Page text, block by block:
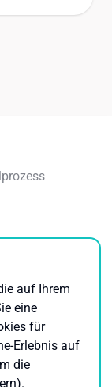
Uhr
auf Ihrem
eine
für
Erlebnis auf
die